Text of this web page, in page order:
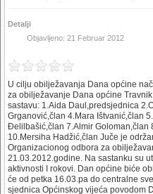
Detalji
Objavljeno: 21 Februar 2012
U cilju obilježavanja Dana općine
za obilježavanje Dana općine
sastavu: 1.Aida Daul,predsjednica
Grganović,član 4.Mara Ištvanić,član
Ðelilbašić,član 7.Almir Goloman,član
10.Mersiha Hadžić,član Juče je
Organizacionog odbora za
21.03.2012.godine. Na sastanku su
aktivnosti I rokovi. Dan općine biće
će od petka 16.03.pa do centralne
sjednica Općinskog vijeća povodom